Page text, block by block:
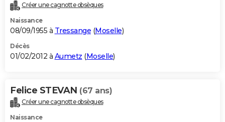
Créer une cagnotte obsèques
Naissance
08/09/1955 à Tressange (Moselle)
Décès
01/02/2012 à Aumetz (Moselle)
Felice STEVAN (67 ans)
Créer une cagnotte obsèques
Naissance